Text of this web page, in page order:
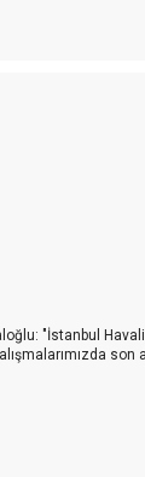
REKOR KIRDI
FUTBOLLA
BİTİRİR
MI? EGE &
BİRLİĞİ
bir koşu değil
yasasındaki
BİR SAYFA
"İstanbul
son